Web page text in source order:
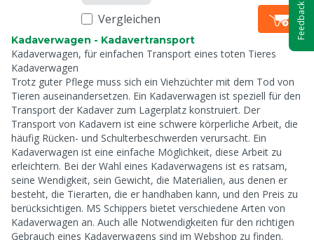
Vergleichen
Kadaverwagen - Kadavertransport
Kadaverwagen, für einfachen Transport eines toten Tieres
Kadaverwagen
Trotz guter Pflege muss sich ein Viehzüchter mit dem Tod von
Tieren auseinandersetzen. Ein Kadaverwagen ist speziell für den
Transport der Kadaver zum Lagerplatz konstruiert. Der
Transport von Kadavern ist eine schwere körperliche Arbeit, die
häufig Rücken- und Schulterbeschwerden verursacht. Ein
Kadaverwagen ist eine einfache Möglichkeit, diese Arbeit zu
erleichtern. Bei der Wahl eines Kadaverwagens ist es ratsam,
seine Wendigkeit, sein Gewicht, die Materialien, aus denen er
besteht, die Tierarten, die er handhaben kann, und den Preis zu
berücksichtigen. MS Schippers bietet verschiedene Arten von
Kadaverwagen an. Auch alle Notwendigkeiten für den richtigen
Gebrauch eines Kadaverwagens sind im Webshop zu finden.
Feedback